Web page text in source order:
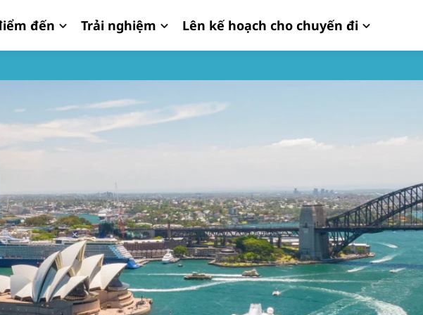
đến Trải nghiệm Lên kế hoạch cho chuyến đi